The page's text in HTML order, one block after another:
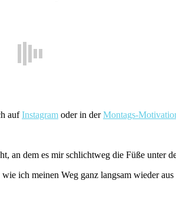
aufInstagram oder in derMontags-
an dem es mir schlichtweg die Füße unter
ich meinen Weg ganz langsam wieder